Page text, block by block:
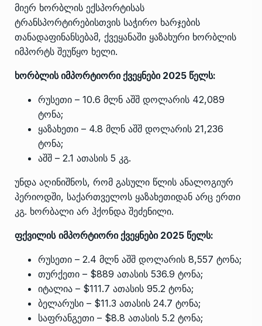
მიერ ხორბლის ექსპორტისას
ტრანსპორტირებისთვის საჭირო ხარჯების
თანადაფინანსებამ, ქვეყანაში ყაზახური ხორბლის
იმპორტს შეუწყო ხელი.
ხორბლის იმპორტიორი ქვეყნები 2025 წელს:
რუსეთი – 10.6 მლნ აშშ დოლარის 42,089
ტონა;
ყაზახეთი – 4.8 მლნ აშშ დოლარის 21,236
ტონა;
აშშ – 2.1 ათასის 5 კგ.
უნდა აღინიშნოს, რომ გასული წლის ანალოგიურ
პერიოდში, საქართველოს ყაზახეთიდან არც ერთი
კგ. ხორბალი არ ჰქონდა შეძენილი.
ფქვილის იმპორტიორი ქვეყნები 2025 წელს:
რუსეთი – 2.4 მლნ აშშ დოლარის 8,557 ტონა;
თურქეთი – $889 ათასის 536.9 ტონა;
იტალია – $111.7 ათასის 95.2 ტონა;
ბელარუსი – $11.3 ათასის 24.7 ტონა;
საფრანგეთი – $8.8 ათასის 5.2 ტონა;